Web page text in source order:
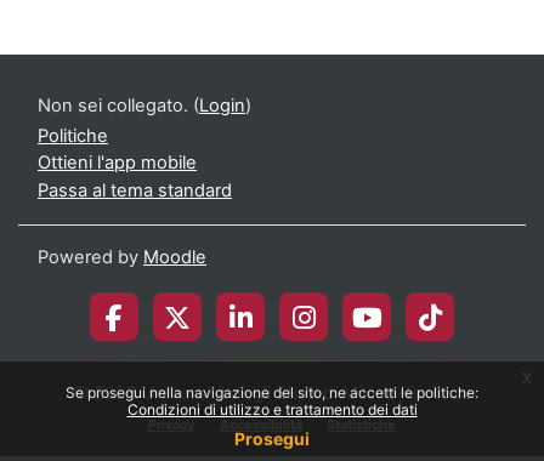
Se prosegui nella navigazione del sito, ne accetti le politiche:
Condizioni di utilizzo e trattamento dei dati
Prosegui
x
Non sei collegato. (Login)
Politiche
Ottieni l'app mobile
Passa al tema standard
Powered by Moodle
© 2026 Università degli Studi di Milano-Bicocca